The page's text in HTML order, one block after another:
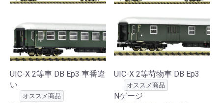
UIC-X 2等車 DB Ep3 車番違
い
オススメ商品
UIC-X 2等荷物車 DB Ep3
オススメ商品
Nゲージ